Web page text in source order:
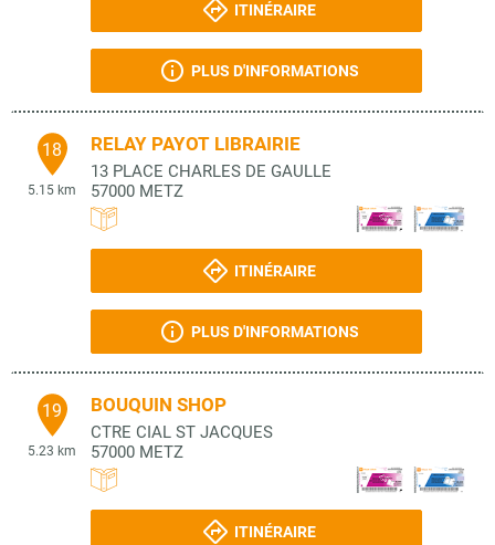
ITINÉRAIRE
PLUS D'INFORMATIONS
18
5.15 km
RELAY PAYOT LIBRAIRIE
13 PLACE CHARLES DE GAULLE
57000 METZ
ITINÉRAIRE
PLUS D'INFORMATIONS
19
5.23 km
BOUQUIN SHOP
CTRE CIAL ST JACQUES
57000 METZ
ITINÉRAIRE